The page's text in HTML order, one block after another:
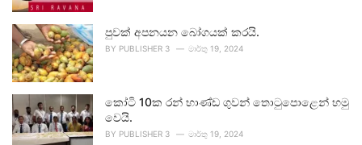
පුවක් අපනයන බෝගයක් කරයි.
BY PUBLISHER 3 මාර්තු 19, 2024
කෝටි 10ක රන් භාණ්ඩ ගුවන් තොටුපොළෙන් හමු
වෙයි.
BY PUBLISHER 3 මාර්තු 19, 2024